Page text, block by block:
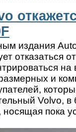
издания
отказаться
и
Volvo,
носящая пока